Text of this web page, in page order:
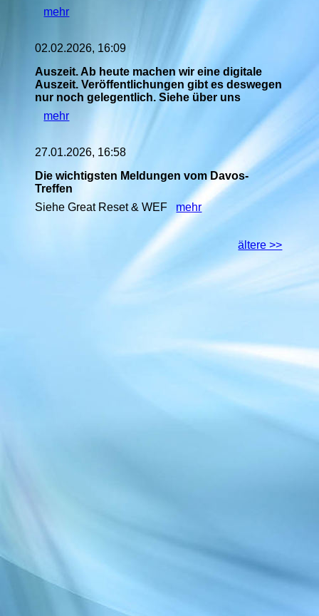
mehr
02.02.2026, 16:09
Auszeit. Ab heute machen wir eine digitale
Auszeit. Veröffentlichungen gibt es deswegen
nur noch gelegentlich. Siehe über uns
mehr
27.01.2026, 16:58
Die wichtigsten Meldungen vom Davos-
Treffen
Siehe Great Reset & WEF mehr
ältere >>